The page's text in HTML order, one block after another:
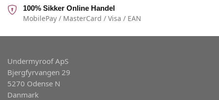
100% Sikker Online Handel
MobilePay / MasterCard / Visa / EAN
Undermyroof ApS
Bjergfyrvangen 29
5270 Odense N
Danmark